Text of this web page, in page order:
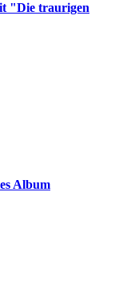
"Die traurigen
Album